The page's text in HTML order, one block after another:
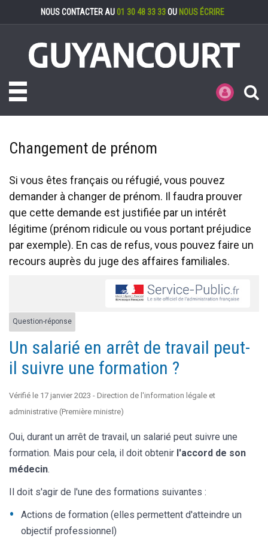
NOUS CONTACTER AU 01 30 48 33 33OU NOUS ÉCRIRE
Toggle navigation MES
Changement de prénom
Si vous êtes français ou réfugié, vous pouvez
demander à changer de prénom. Il faudra prouver
que cette demande est justifiée par un intérêt
légitime (prénom ridicule ou vous portant préjudice
par exemple). En cas de refus, vous pouvez faire un
recours auprès du juge des affaires familiales.
Question-réponse
Un salarié en arrêt de travail peut-
il suivre une formation ?
Vérifié le 17 janvier 2023 - Direction de l'information légale et
administrative (Première ministre)
Oui, durant un arrêt de travail, un salarié peut suivre une
formation. Mais pour cela, il doit obtenir l'accord de son
médecin.
Il doit s'agir de l'une des formations suivantes :
Actions de formation (elles permettent d'atteindre un
objectif professionnel)